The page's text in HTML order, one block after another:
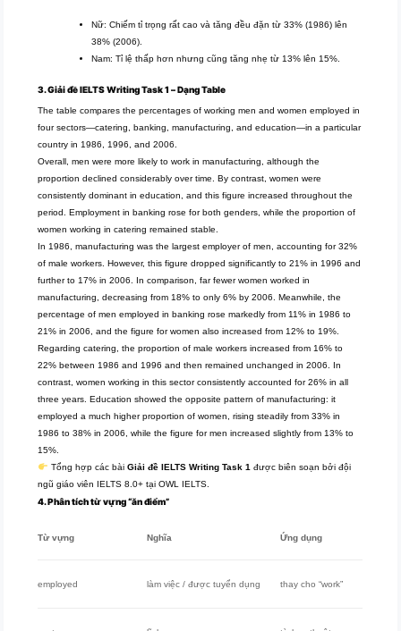
Nữ: Chiếm tỉ trọng rất cao và tăng đều đặn từ 33% (1986) lên
38% (2006).
Nam: Tỉ lệ thấp hơn nhưng cũng tăng nhẹ từ 13% lên 15%.
3. Giải đề IELTS Writing Task 1 – Dạng Table
The table compares the percentages of working men and women employed in
four sectors—catering, banking, manufacturing, and education—in a particular
country in 1986, 1996, and 2006.
Overall, men were more likely to work in manufacturing, although the
proportion declined considerably over time. By contrast, women were
consistently dominant in education, and this figure increased throughout the
period. Employment in banking rose for both genders, while the proportion of
women working in catering remained stable.
In 1986, manufacturing was the largest employer of men, accounting for 32%
of male workers. However, this figure dropped significantly to 21% in 1996 and
further to 17% in 2006. In comparison, far fewer women worked in
manufacturing, decreasing from 18% to only 6% by 2006. Meanwhile, the
percentage of men employed in banking rose markedly from 11% in 1986 to
21% in 2006, and the figure for women also increased from 12% to 19%.
Regarding catering, the proportion of male workers increased from 16% to
22% between 1986 and 1996 and then remained unchanged in 2006. In
contrast, women working in this sector consistently accounted for 26% in all
three years. Education showed the opposite pattern of manufacturing: it
employed a much higher proportion of women, rising steadily from 33% in
1986 to 38% in 2006, while the figure for men increased slightly from 13% to
15%.
Tổng hợp các bài Giải đề IELTS Writing Task 1 được biên soạn bởi đội
ngũ giáo viên IELTS 8.0+ tại OWL IELTS.
4. Phân tích từ vựng “ăn điểm”
Từ vựng Nghĩa Ứng dụng
employed làm việc / được tuyển dụng thay cho “work”